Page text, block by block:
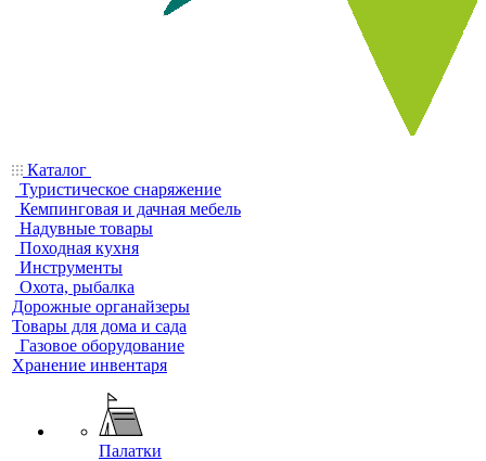
Каталог
Туристическое снаряжение
Кемпинговая и дачная мебель
Надувные товары
Походная кухня
Инструменты
Охота, рыбалка
Дорожные органайзеры
Товары для дома и сада
Газовое оборудование
Хранение инвентаря
Палатки